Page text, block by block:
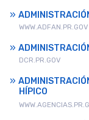
WWW.ADFAN.PR.GOV
DCR.PR.GOV
HÍPICO